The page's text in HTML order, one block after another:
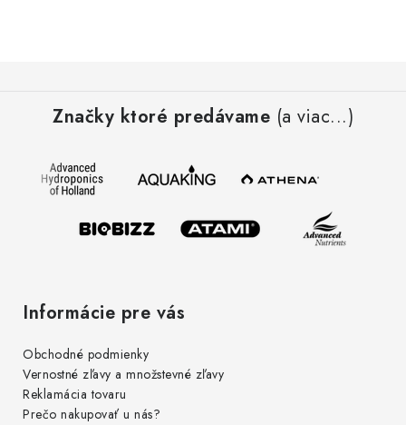
Značky ktoré predávame (a viac...)
Informácie pre vás
Obchodné podmienky
Vernostné zľavy a množstevné zľavy
Reklamácia tovaru
Prečo nakupovať u nás?